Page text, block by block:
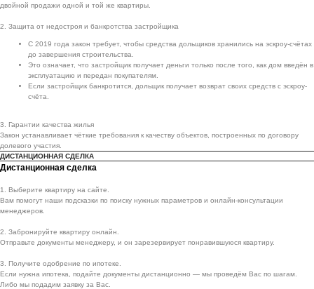
двойной продажи одной и той же квартиры.
2. Защита от недостроя и банкротства застройщика
С 2019 года закон требует, чтобы средства дольщиков хранились на эскроу-счётах
до завершения строительства.
Это означает, что застройщик получает деньги только после того, как дом введён в
эксплуатацию и передан покупателям.
Если застройщик банкротится, дольщик получает возврат своих средств с эскроу-
счёта.
3. Гарантии качества жилья
Закон устанавливает чёткие требования к качеству объектов, построенных по договору
долевого участия.
ДИСТАНЦИОННАЯ СДЕЛКА
Дистанционная сделка
1. Выберите квартиру на сайте.
Вам помогут наши подсказки по поиску нужных параметров и онлайн-консультации
менеджеров.
2. Забронируйте квартиру онлайн.
Отправьте документы менеджеру, и он зарезервирует понравившуюся квартиру.
3. Получите одобрение по ипотеке.
Если нужна ипотека, подайте документы дистанционно — мы проведём Вас по шагам.
Либо мы подадим заявку за Вас.